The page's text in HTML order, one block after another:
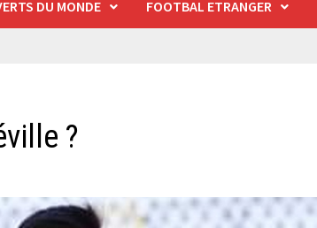
DU MONDE FOOTBAL ETRANGER
?